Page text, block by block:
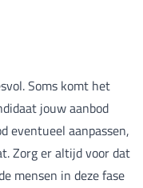
Soms komt het
jouw aanbod
eventueel aanpassen,
Zorg er altijd voor dat
mensen in deze fase